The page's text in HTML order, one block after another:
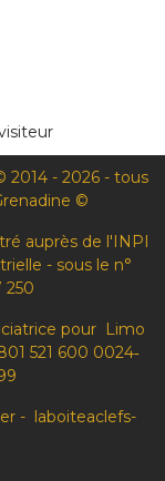
2014 - 2026 - tous
©
auprès de l'INPI
- sous le n°
250
pour Limo
521 600 0024-
- laboiteaclefs-